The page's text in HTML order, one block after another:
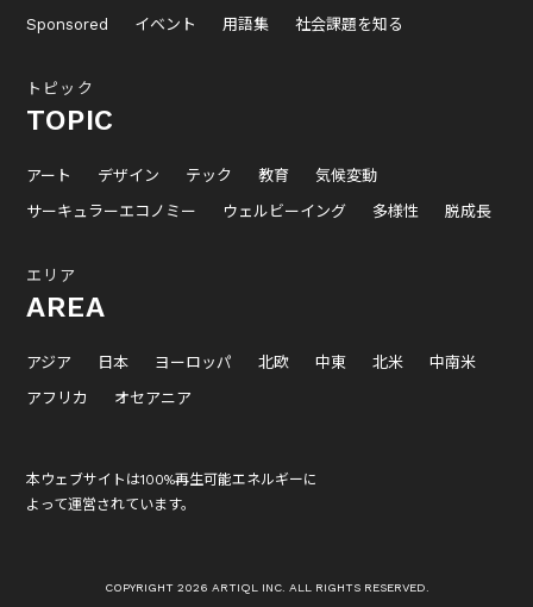
Sponsored
イベント 用語集 社会課題を知る
トピック
TOPIC
アート デザイン テック 教育
気候変動
サーキュラーエコノミー
ウェルビーイング 多様性 脱成長
エリア
AREA
アジア 日本 ヨーロッパ 北欧 中東 北米
中南米
アフリカ
オセアニア
本ウェブサイトは100%再生可能エネルギーに
よって運営されています。
COPYRIGHT 2026 ARTIQL INC. ALL RIGHTS RESERVED.